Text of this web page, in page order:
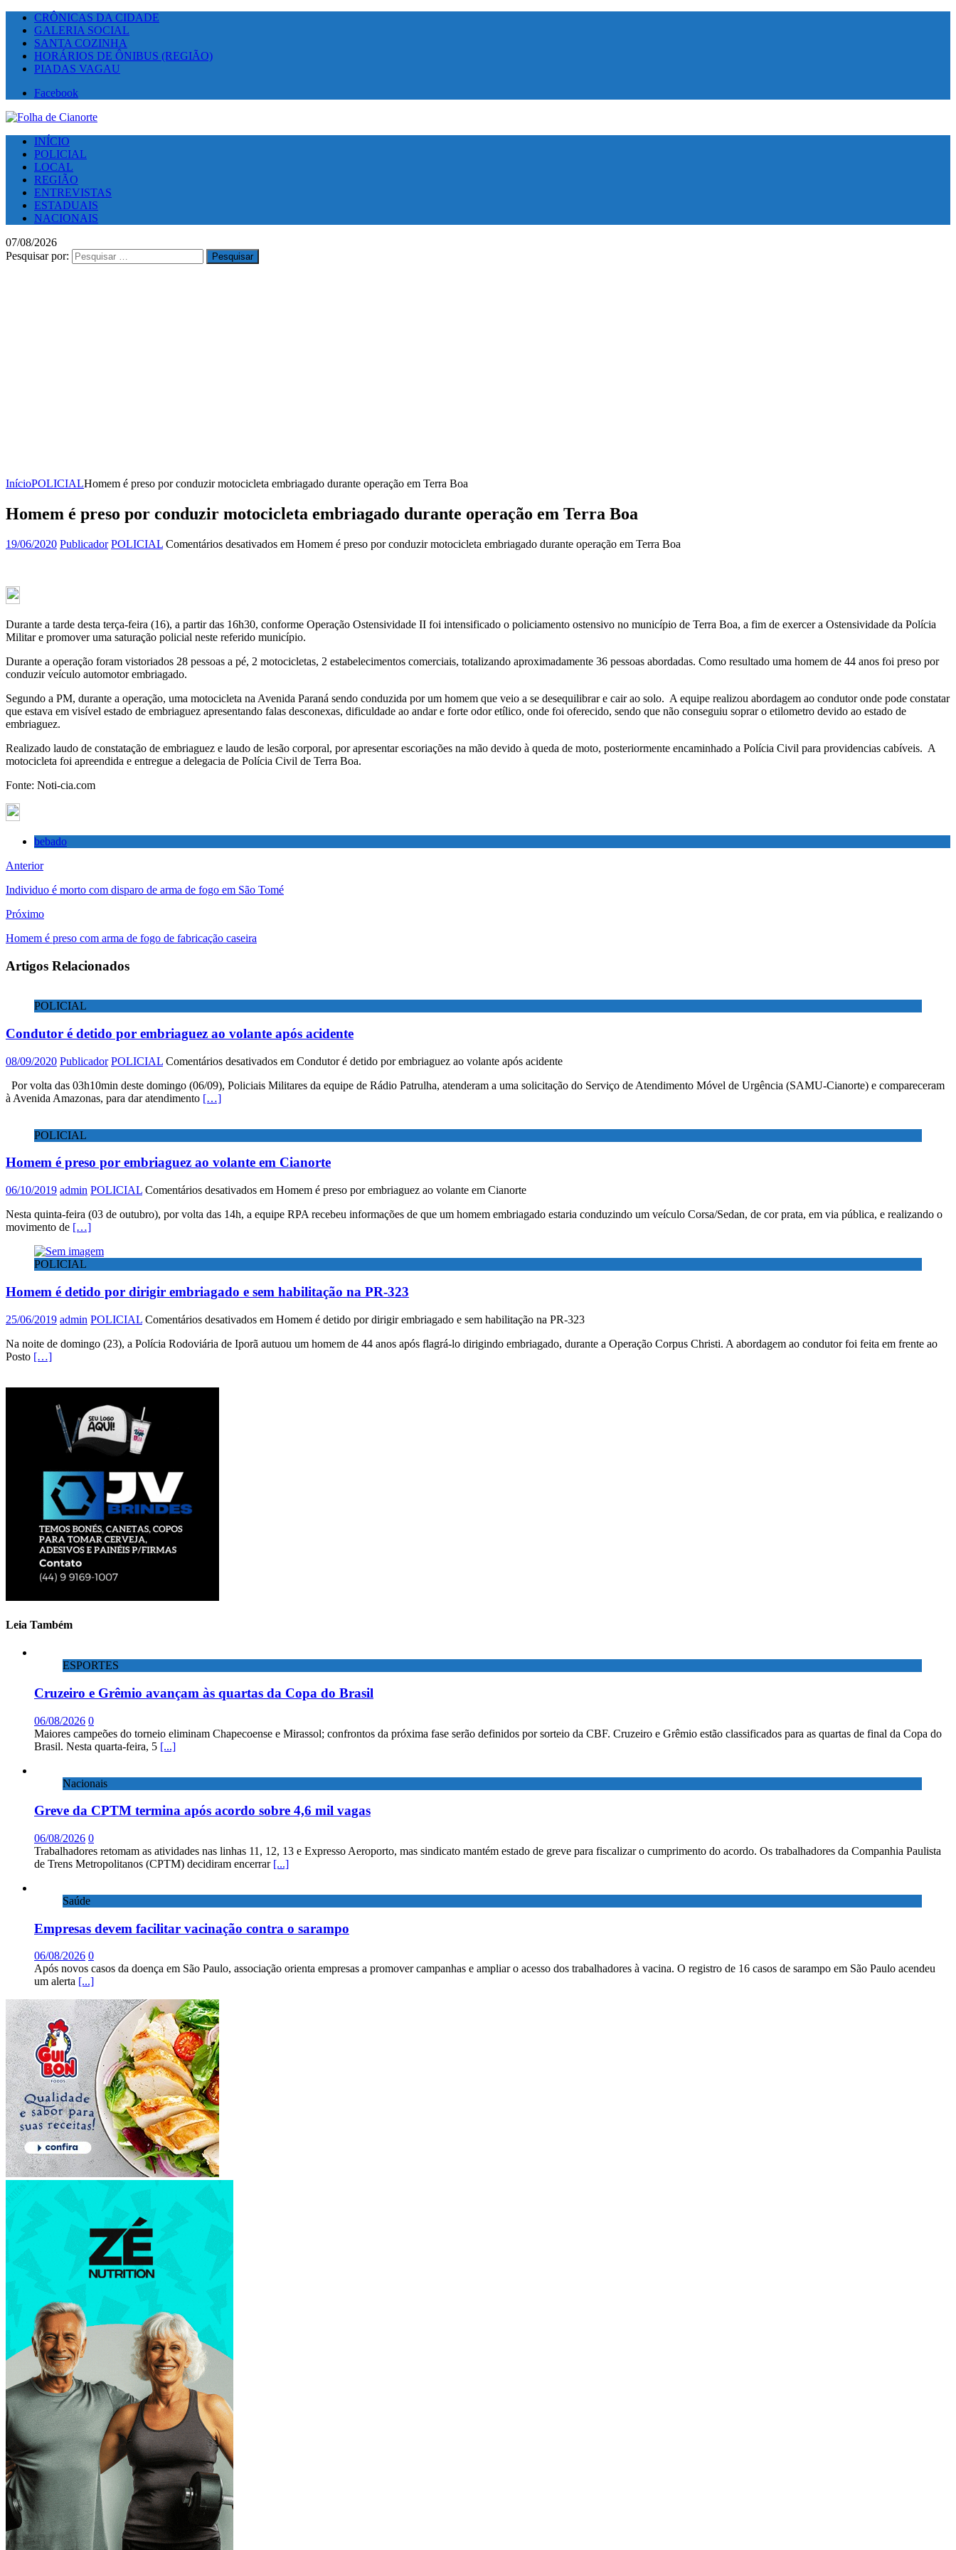
CRÔNICAS DA CIDADE
GALERIA SOCIAL
SANTA COZINHA
HORÁRIOS DE ÔNIBUS (REGIÃO)
PIADAS VAGAU
Facebook
INÍCIO
POLICIAL
LOCAL
REGIÃO
ENTREVISTAS
ESTADUAIS
NACIONAIS
07/08/2026
Pesquisar por:
InícioPOLICIALHomem é preso por conduzir motocicleta embriagado durante operação em Terra Boa
Homem é preso por conduzir motocicleta embriagado durante operação em Terra Boa
19/06/2020 Publicador POLICIAL Comentários desativados em Homem é preso por conduzir motocicleta embriagado durante operação em Terra Boa
Durante a tarde desta terça-feira (16), a partir das 16h30, conforme Operação Ostensividade II foi intensificado o policiamento ostensivo no município de Terra Boa, a fim de exercer a Ostensividade da Polícia
Militar e promover uma saturação policial neste referido município.
Durante a operação foram vistoriados 28 pessoas a pé, 2 motocicletas, 2 estabelecimentos comerciais, totalizando aproximadamente 36 pessoas abordadas. Como resultado uma homem de 44 anos foi preso por
conduzir veículo automotor embriagado.
Segundo a PM, durante a operação, uma motocicleta na Avenida Paraná sendo conduzida por um homem que veio a se desequilibrar e cair ao solo. A equipe realizou abordagem ao condutor onde pode constatar
que estava em visível estado de embriaguez apresentando falas desconexas, dificuldade ao andar e forte odor etílico, onde foi oferecido, sendo que não conseguiu soprar o etilometro devido ao estado de
embriaguez.
Realizado laudo de constatação de embriaguez e laudo de lesão corporal, por apresentar escoriações na mão devido à queda de moto, posteriormente encaminhado a Polícia Civil para providencias cabíveis. A
motocicleta foi apreendida e entregue a delegacia de Polícia Civil de Terra Boa.
Fonte: Noti-cia.com
bebado
Anterior
Individuo é morto com disparo de arma de fogo em São Tomé
Próximo
Homem é preso com arma de fogo de fabricação caseira
Artigos Relacionados
POLICIAL
Condutor é detido por embriaguez ao volante após acidente
08/09/2020 Publicador POLICIAL Comentários desativados em Condutor é detido por embriaguez ao volante após acidente
Por volta das 03h10min deste domingo (06/09), Policiais Militares da equipe de Rádio Patrulha, atenderam a uma solicitação do Serviço de Atendimento Móvel de Urgência (SAMU-Cianorte) e compareceram
à Avenida Amazonas, para dar atendimento […]
POLICIAL
Homem é preso por embriaguez ao volante em Cianorte
06/10/2019 admin POLICIAL Comentários desativados em Homem é preso por embriaguez ao volante em Cianorte
Nesta quinta-feira (03 de outubro), por volta das 14h, a equipe RPA recebeu informações de que um homem embriagado estaria conduzindo um veículo Corsa/Sedan, de cor prata, em via pública, e realizando o
movimento de […]
POLICIAL
Homem é detido por dirigir embriagado e sem habilitação na PR-323
25/06/2019 admin POLICIAL Comentários desativados em Homem é detido por dirigir embriagado e sem habilitação na PR-323
Na noite de domingo (23), a Polícia Rodoviária de Iporã autuou um homem de 44 anos após flagrá-lo dirigindo embriagado, durante a Operação Corpus Christi. A abordagem ao condutor foi feita em frente ao
Posto […]
Leia Também
ESPORTES
Cruzeiro e Grêmio avançam às quartas da Copa do Brasil
06/08/2026 0
Maiores campeões do torneio eliminam Chapecoense e Mirassol; confrontos da próxima fase serão definidos por sorteio da CBF. Cruzeiro e Grêmio estão classificados para as quartas de final da Copa do
Brasil. Nesta quarta-feira, 5 [...]
Nacionais
Greve da CPTM termina após acordo sobre 4,6 mil vagas
06/08/2026 0
Trabalhadores retomam as atividades nas linhas 11, 12, 13 e Expresso Aeroporto, mas sindicato mantém estado de greve para fiscalizar o cumprimento do acordo. Os trabalhadores da Companhia Paulista
de Trens Metropolitanos (CPTM) decidiram encerrar [...]
Saúde
Empresas devem facilitar vacinação contra o sarampo
06/08/2026 0
Após novos casos da doença em São Paulo, associação orienta empresas a promover campanhas e ampliar o acesso dos trabalhadores à vacina. O registro de 16 casos de sarampo em São Paulo acendeu
um alerta [...]